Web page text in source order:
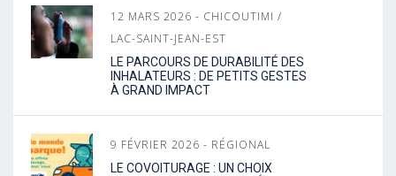
12 MARS 2026 - CHICOUTIMI /
LAC-SAINT-JEAN-EST
LE PARCOURS DE DURABILITÉ DES
INHALATEURS : DE PETITS GESTES
À GRAND IMPACT
9 FÉVRIER 2026 - RÉGIONAL
LE COVOITURAGE : UN CHOIX